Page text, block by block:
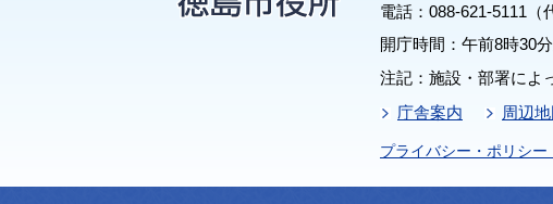
電話：088-621-5111
開庁時間：午前8時30
注記：施設・部署によ
庁舎案内
周辺
プライバシー・ポリシー